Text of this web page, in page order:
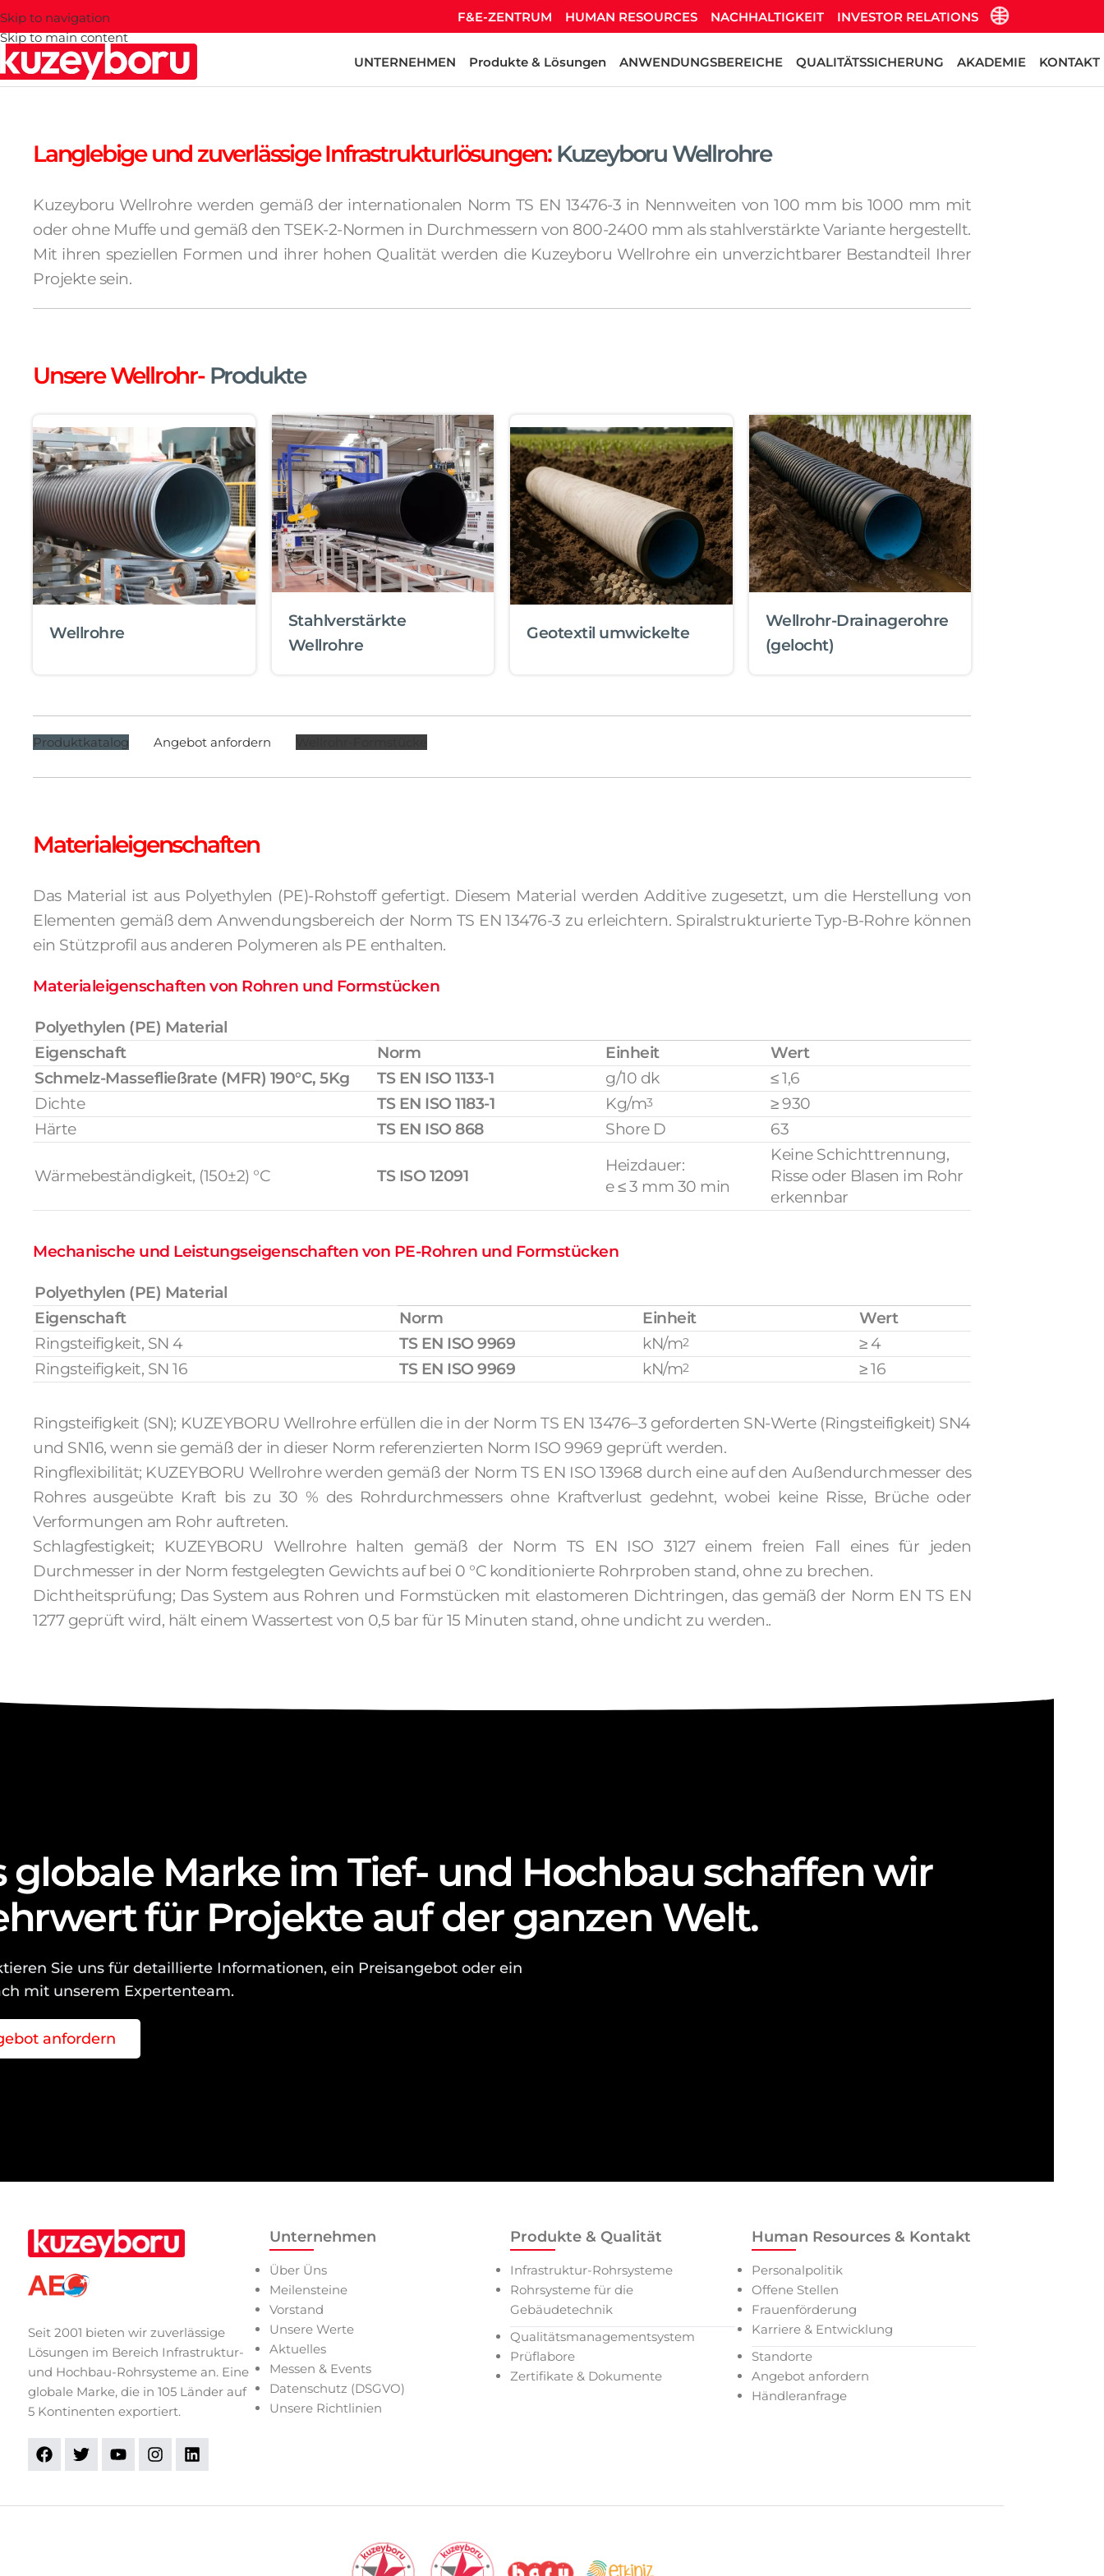
Skip to navigation
Skip to main content
F&E-ZENTRUM HUMAN RESOURCES NACHHALTIGKEIT INVESTOR RELATIONS
UNTERNEHMEN Produkte & Lösungen ANWENDUNGSBEREICHE QUALITÄTSSICHERUNG AKADEMIE KONTAKT
Langlebige und zuverlässige Infrastrukturlösungen: Kuzeyboru Wellrohre
Kuzeyboru Wellrohre werden gemäß der internationalen Norm TS EN 13476-3 in Nennweiten von 100 mm bis 1000 mm mit
oder ohne Muffe und gemäß den TSEK-2-Normen in Durchmessern von 800-2400 mm als stahlverstärkte Variante hergestellt.
Mit ihren speziellen Formen und ihrer hohen Qualität werden die Kuzeyboru Wellrohre ein unverzichtbarer Bestandteil Ihrer
Projekte sein.
Unsere Wellrohr-Produkte
Wellrohre
Stahlverstärkte
Wellrohre
Geotextil umwickelte
Wellrohr-Drainagerohre
(gelocht)
Produktkatalog Angebot anfordern
Materialeigenschaften
Das Material ist aus Polyethylen (PE)-Rohstoff gefertigt. Diesem Material werden Additive zugesetzt, um die Herstellung von
Elementen gemäß dem Anwendungsbereich der Norm TS EN 13476-3 zu erleichtern. Spiralstrukturierte Typ-B-Rohre können
ein Stützprofil aus anderen Polymeren als PE enthalten.
Materialeigenschaften von Rohren und Formstücken
Polyethylen (PE) Material
Eigenschaft
Norm Einheit
Wert
Schmelz-Massefließrate (MFR) 190°C, 5Kg
TS EN ISO 1133-1 g/10 dk
≤ 1,6
Dichte
TS EN ISO 1183-1 Kg/m3
≥ 930
Härte
TS EN ISO 868 Shore D 63
Wärmebeständigkeit, (150±2) °C TS ISO 12091
Heizdauer:
e ≤ 3 mm 30 min
Keine Schichttrennung,
Risse oder Blasen im Rohr
erkennbar
Mechanische und Leistungseigenschaften von PE-Rohren und Formstücken
Polyethylen (PE) Material
Eigenschaft
Norm Einheit
Wert
Ringsteifigkeit, SN 4
TS EN ISO 9969 kN/m2
≥ 4
Ringsteifigkeit, SN 16
TS EN ISO 9969 kN/m2 ≥ 16
Ringsteifigkeit (SN); KUZEYBORU Wellrohre erfüllen die in der Norm TS EN 13476–3 geforderten SN-Werte (Ringsteifigkeit) SN4
und SN16, wenn sie gemäß der in dieser Norm referenzierten Norm ISO 9969 geprüft werden.
Ringflexibilität; KUZEYBORU Wellrohre werden gemäß der Norm TS EN ISO 13968 durch eine auf den Außendurchmesser des
Rohres ausgeübte Kraft bis zu 30 % des Rohrdurchmessers ohne Kraftverlust gedehnt, wobei keine Risse, Brüche oder
Verformungen am Rohr auftreten.
Schlagfestigkeit; KUZEYBORU Wellrohre halten gemäß der Norm TS EN ISO 3127 einem freien Fall eines für jeden
Durchmesser in der Norm festgelegten Gewichts auf bei 0 °C konditionierte Rohrproben stand, ohne zu brechen.
Dichtheitsprüfung; Das System aus Rohren und Formstücken mit elastomeren Dichtringen, das gemäß der Norm EN TS EN
1277 geprüft wird, hält einem Wassertest von 0,5 bar für 15 Minuten stand, ohne undicht zu werden..
globale Marke im Tief- und Hochbau schaffen wir
für Projekte auf der ganzen Welt.
Sie uns für detaillierte Informationen, ein Preisangebot oder ein
mit unserem Expertenteam.
anfordern
Seit 2001 bieten wir zuverlässige
Lösungen im Bereich Infrastruktur-
und Hochbau-Rohrsysteme an. Eine
globale Marke, die in 105 Länder auf
5 Kontinenten exportiert.
Unternehmen
Über Üns
Meilensteine
Vorstand
Unsere Werte
Aktuelles
Messen & Events
Datenschutz (DSGVO)
Unsere Richtlinien
Produkte & Qualität
Infrastruktur-Rohrsysteme
Rohrsysteme für die
Gebäudetechnik
Qualitätsmanagementsystem
Prüflabore
Zertifikate & Dokumente
Human Resources & Kontakt
Personalpolitik
Offene Stellen
Frauenförderung
Karriere & Entwicklung
Standorte
Angebot anfordern
Händleranfrage